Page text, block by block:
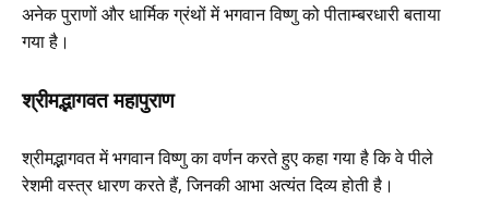
अनेक पुराणों और धार्मिक ग्रंथों में भगवान विष्णु को पीताम्बरधारी बताया
गया है।
श्रीमद्भागवत महापुराण
श्रीमद्भागवत में भगवान विष्णु का वर्णन करते हुए कहा गया है कि वे पीले
रेशमी वस्त्र धारण करते हैं, जिनकी आभा अत्यंत दिव्य होती है।